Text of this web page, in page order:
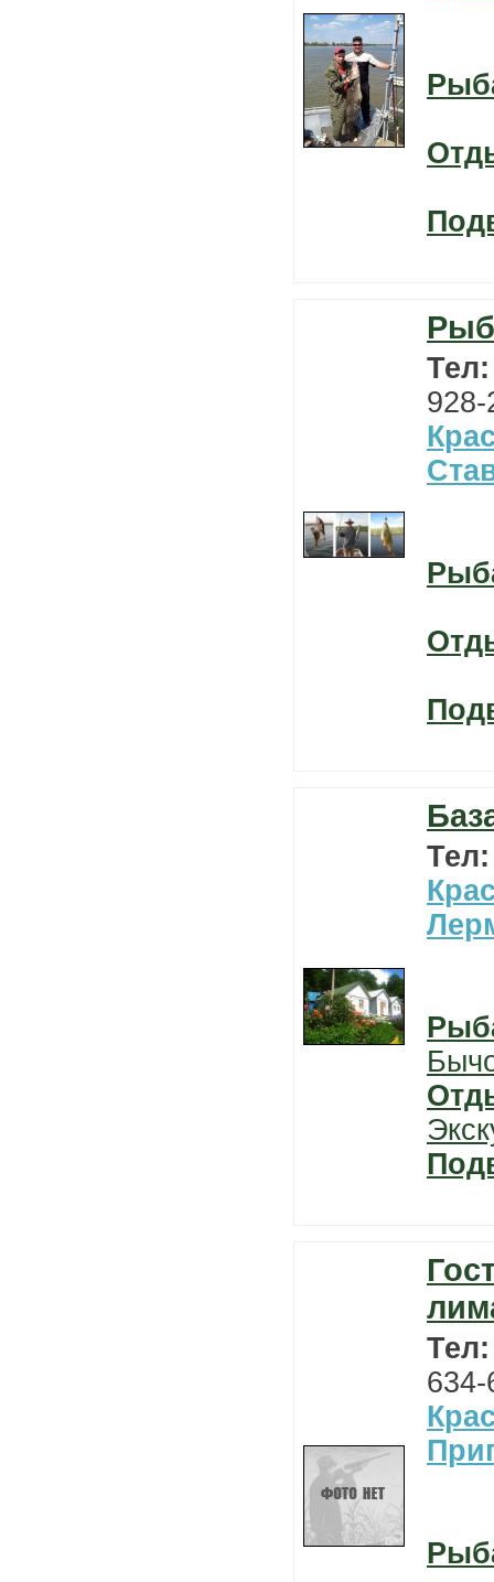
634-